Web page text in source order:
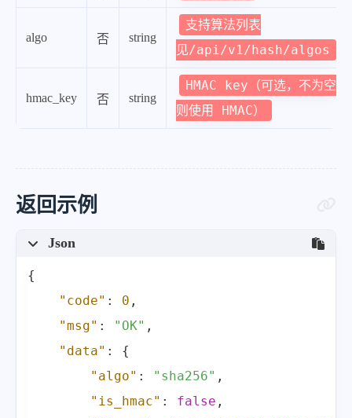
algo 否 string
支持算法列表
见/api/v1/hash/algos
hmac_key 否 string
HMAC key（可选，不为空
则使用 HMAC）
返回示例
Json
{
"code" : 0 ,
"msg" : "OK" ,
"data" :
{
"algo" : "sha256" ,
"is_hmac" : false ,